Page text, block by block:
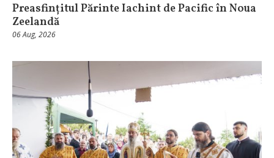
Preasfințitul Părinte Iachint de Pacific în Noua
Zeelandă
06 Aug, 2026